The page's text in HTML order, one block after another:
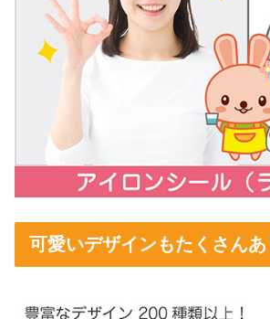
可愛いデザインもたくさんあ